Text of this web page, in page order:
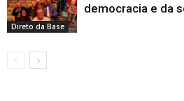
Direto da Base
democracia e da